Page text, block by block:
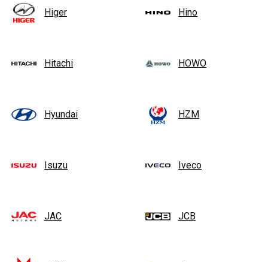
Higer Hino
Hitachi HOWO
Hyundai HZM
Isuzu Iveco
JAC JCB